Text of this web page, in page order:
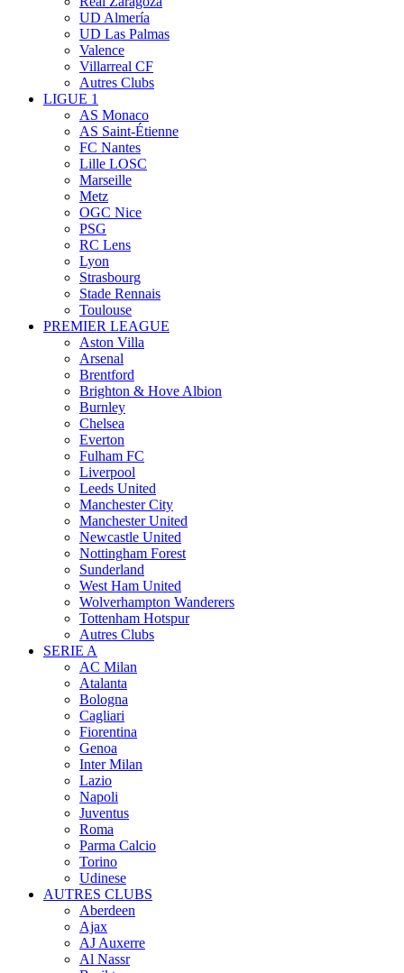
UD Almería
UD Las Palmas
Valence
Villarreal CF
Autres Clubs
LIGUE 1
AS Monaco
AS Saint-Étienne
FC Nantes
Lille LOSC
Marseille
Metz
OGC Nice
PSG
RC Lens
Lyon
Strasbourg
Stade Rennais
Toulouse
PREMIER LEAGUE
Aston Villa
Arsenal
Brentford
Brighton & Hove Albion
Burnley
Chelsea
Everton
Fulham FC
Liverpool
Leeds United
Manchester City
Manchester United
Newcastle United
Nottingham Forest
Sunderland
West Ham United
Wolverhampton Wanderers
Tottenham Hotspur
Autres Clubs
SERIE A
AC Milan
Atalanta
Bologna
Cagliari
Fiorentina
Genoa
Inter Milan
Lazio
Napoli
Juventus
Roma
Parma Calcio
Torino
Udinese
AUTRES CLUBS
Aberdeen
Ajax
AJ Auxerre
Al Nassr